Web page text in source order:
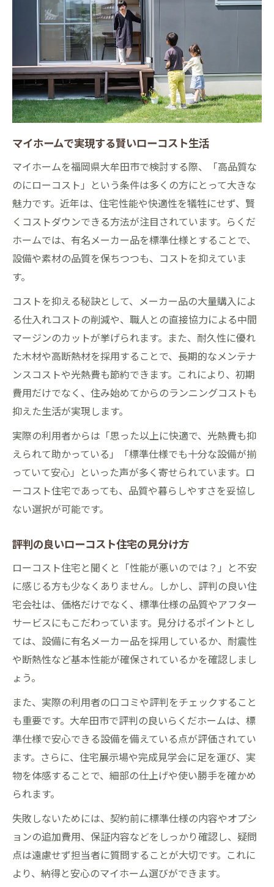
マイホームで実現する賢いローコスト生活
マイホームを福岡県大牟田市で検討する際、「高品質な
のにローコスト」という条件は多くの方にとって大きな
魅力です。近年は、住宅性能や快適性を犠牲にせず、賢
くコストダウンできる方法が注目されています。らくだ
ホームでは、有名メーカー品を標準仕様とすることで、
設備や素材の品質を保ちつつも、コストを抑えていま
す。
コストを抑える秘訣として、メーカー品の大量購入によ
る仕入れコストの削減や、職人との直接協力による中間
マージンのカットが挙げられます。また、耐久性に優れ
た木材や高断熱材を採用することで、長期的なメンテナ
ンスコストや光熱費も節約できます。これにより、初期
費用だけでなく、住み始めてからのランニングコストも
抑えた生活が実現します。
実際の利用者からは「思った以上に快適で、光熱費も抑
えられて助かっている」「標準仕様でも十分な設備が揃
っていて安心」といった声が多く寄せられています。ロ
ーコスト住宅であっても、品質や暮らしやすさを妥協し
ない選択が可能です。
評判の良いローコスト住宅の見分け方
ローコスト住宅と聞くと「性能が悪いのでは？」と不安
に感じる方も少なくありません。しかし、評判の良い住
宅会社は、価格だけでなく、標準仕様の品質やアフター
サービスにもこだわっています。見分けるポイントとし
ては、設備に有名メーカー品を採用しているか、耐震性
や断熱性など基本性能が確保されているかを確認しまし
ょう。
また、実際の利用者の口コミや評判をチェックすること
も重要です。大牟田市で評判の良いらくだホームは、標
準仕様で安心できる設備を備えている点が評価されてい
ます。さらに、住宅展示場や完成見学会に足を運び、実
物を体感することで、細部の仕上げや使い勝手を確かめ
られます。
失敗しないためには、契約前に標準仕様の内容やオプシ
ョンの追加費用、保証内容などをしっかり確認し、疑問
点は遠慮せず担当者に質問することが大切です。これに
より、納得と安心のマイホーム選びができます。